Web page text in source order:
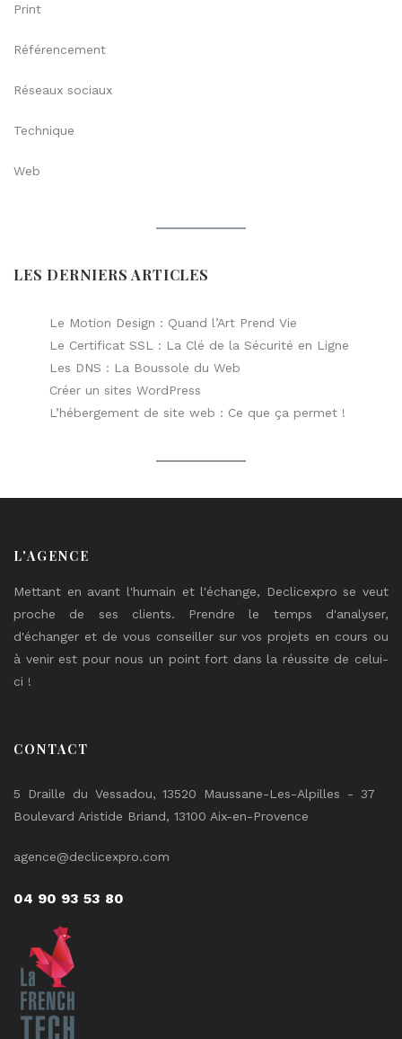
Print
Référencement
Réseaux sociaux
Technique
Web
LES DERNIERS ARTICLES
Le Motion Design : Quand l’Art Prend Vie
Le Certificat SSL : La Clé de la Sécurité en Ligne
Les DNS : La Boussole du Web
Créer un sites WordPress
L’hébergement de site web : Ce que ça permet !
L'AGENCE
Mettant en avant l'humain et l'échange, Declicexpro se veut
proche de ses clients. Prendre le temps d'analyser,
d'échanger et de vous conseiller sur vos projets en cours ou
à venir est pour nous un point fort dans la réussite de celui-
ci !
CONTACT
5 Draille du Vessadou, 13520 Maussane-Les-Alpilles - 37
Boulevard Aristide Briand, 13100 Aix-en-Provence
agence@declicexpro.com
04 90 93 53 80